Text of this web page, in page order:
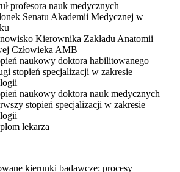
profesora nauk medycznych
Senatu Akademii Medycznej w
Kierownika Zakładu Anatomii
Człowieka AMB
naukowy doktora habilitowanego
stopień specjalizacji w zakresie
naukowy doktora nauk medycznych
stopień specjalizacji w zakresie
lekarza
kierunki badawcze: procesy